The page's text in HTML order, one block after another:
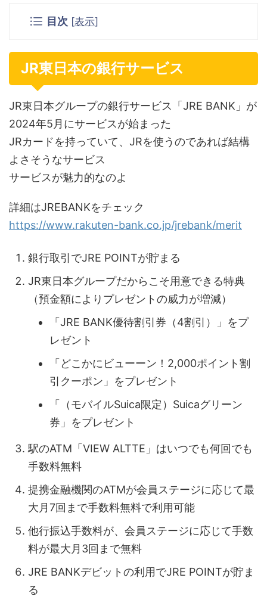
目次 [表示]
JR東日本の銀行サービス
JR東日本グループの銀行サービス「JRE BANK」が
2024年5月にサービスが始まった
JRカードを持っていて、JRを使うのであれば結構
よさそうなサービス
サービスが魅力的なのよ
詳細はJREBANKをチェック
https://www.rakuten-bank.co.jp/jrebank/merit
銀行取引でJRE POINTが貯まる
JR東日本グループだからこそ用意できる特典
（預金額によりプレゼントの威力が増減）
「JRE BANK優待割引券（4割引）」をプ
レゼント
「どこかにビューーン！2,000ポイント割
引クーポン」をプレゼント
「（モバイルSuica限定）Suicaグリーン
券」をプレゼント
駅のATM「VIEW ALTTE」はいつでも何回でも
手数料無料
提携金融機関のATMが会員ステージに応じて最
大月7回まで手数料無料で利用可能
他行振込手数料が、会員ステージに応じて手数
料が最大月3回まで無料
JRE BANKデビットの利用でJRE POINTが貯ま
る